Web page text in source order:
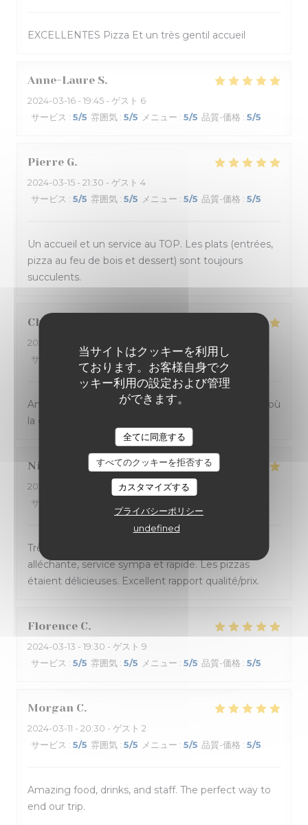
当サイトはクッキーを利用し
ております。お客様自身でク
ッキー利用の設定および管理
ができます。
全てに同意する
すべてのクッキーを拒否する
カスタマイズする
プライバシーポリシー
undefined
EXCELLENTES Pizza Et un très gentil accueil
Anne-Laure S
2024-03-16 - 19:45 - ゲスト 6
サービス : 5/5 雰囲気 : 5/5 メニュー : 5/5 品質-価格 : 5/5
Pierre G
2024-03-15 - 21:30 - ゲスト 4
サービス : 5/5 雰囲気 : 5/5 メニュー : 5/5 品質-価格 : 5/5
Un accueil et un service au TOP. Les plats (entrées,
pizza au feu de bois et dessert) sont toujours
succulents.
Charlène
2024-03-13
サービス
4/5 雰囲気 4/5 メニュー 5/5 品質-価格
Ambiance et service sympathique dans ce bistrot où
la cuisine sicilienne est goûteuse et joyeuse.
Nicolas
2024-03-14
- 20:45 - ゲスト 4
サービス
Très bonne soirée passée à La Massara ! Carte
alléchante, service sympa et rapide. Les pizzas
étaient délicieuses. Excellent rapport qualité/prix.
Florence C
2024-03-13 - 19:30 - ゲスト 9
サービス : 5/5 雰囲気 : 5/5 メニュー : 5/5 品質-価格 : 5/5
Morgan C
2024-03-11 - 20:30 - ゲスト 2
サービス : 5/5 雰囲気 : 5/5 メニュー : 5/5 品質-価格 : 5/5
Amazing food, drinks, and staff. The perfect way to
end our trip.